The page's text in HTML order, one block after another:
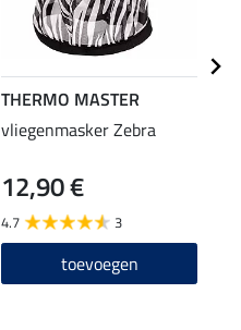
THERMO MASTER
vliegenmasker Zebra
12,90 €
4.7 3
toevoegen